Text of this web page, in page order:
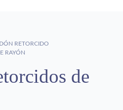
RETORCIDO
RAYÓN
de